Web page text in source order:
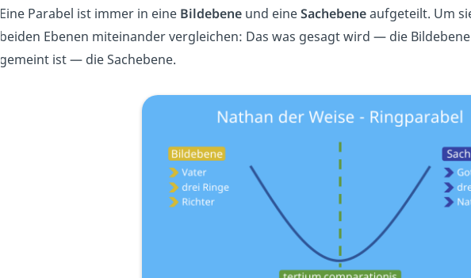
Eine Parabel ist immer in eine Bildebene und eineSachebeneaufgeteilt. Um
beiden Ebenen miteinander vergleichen: Das was gesagt wird — die
gemeint ist — die Sachebene.